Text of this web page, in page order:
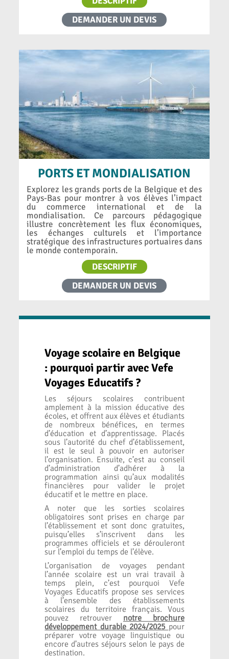
DEMANDER UN DEVIS
PORTS ET MONDIALISATION
Explorez les grands ports de la Belgique et des
Pays-Bas pour montrer à vos élèves l’impact
du commerce international et de la
mondialisation. Ce parcours pédagogique
illustre concrètement les flux économiques,
les échanges culturels et l’importance
stratégique des infrastructures portuaires dans
le monde contemporain.
DESCRIPTIF
DEMANDER UN DEVIS
Voyage scolaire en Belgique
: pourquoi partir avec Vefe
Voyages Educatifs ?
Les séjours scolaires contribuent
amplement à la mission éducative des
écoles, et offrent aux élèves et étudiants
de nombreux bénéfices, en termes
d’éducation et d’apprentissage. Placés
sous l’autorité du chef d’établissement,
il est le seul à pouvoir en autoriser
l’organisation. Ensuite, c’est au conseil
d’administration d’adhérer à la
programmation ainsi qu’aux modalités
financières pour valider le projet
éducatif et le mettre en place.
A noter que les sorties scolaires
obligatoires sont prises en charge par
l’établissement et sont donc gratuites,
puisqu’elles s’inscrivent dans les
programmes officiels et se dérouleront
sur l’emploi du temps de l’élève.
L’organisation de voyages pendant
l’année scolaire est un vrai travail à
temps plein, c’est pourquoi Vefe
Voyages Educatifs propose ses services
à l’ensemble des établissements
scolaires du territoire français. Vous
pouvez retrouver notre brochure
développement durable 2024/2025 pour
préparer votre voyage linguistique ou
encore d’autres séjours selon le pays de
destination.